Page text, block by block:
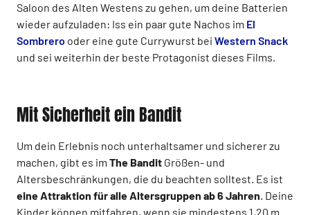
Saloon des Alten Westens zu gehen, um deine Batterien
wieder aufzuladen: Iss ein paar gute Nachos im El
Sombrero oder eine gute Currywurst bei Western Snack
und sei weiterhin der beste Protagonist dieses Films.
Mit Sicherheit ein Bandit
Um dein Erlebnis noch unterhaltsamer und sicherer zu
machen, gibt es im The Bandit Größen- und
Altersbeschränkungen, die du beachten solltest. Es ist
eine Attraktion für alle Altersgruppen ab 6 Jahren. Deine
Kinder können mitfahren, wenn sie mindestens 1,20 m